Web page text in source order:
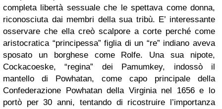
completa libertà sessuale che le spettava come donna,
riconosciuta dai membri della sua tribù. E’ interessante
osservare che ella creò scalpore a corte perché come
aristocratica “principessa” figlia di un “re” indiano aveva
sposato un borghese come Rolfe. Una sua nipote,
Cockacoeske, “regina” dei Pamumkey, indossò il
mantello di Powhatan, come capo principale della
Confederazione Powhatan della Virginia nel 1656 e lo
portò per 30 anni, tentando di ricostruire l’importanza